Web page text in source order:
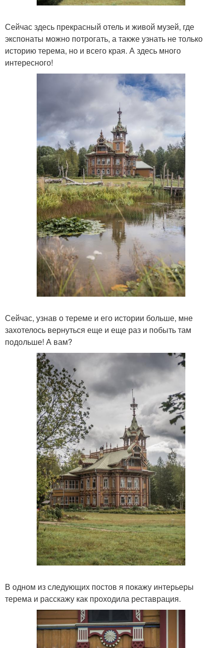
Сейчас здесь прекрасный отель и живой музей, где
экспонаты можно потрогать, а также узнать не только
историю терема, но и всего края. А здесь много
интересного!
Сейчас, узнав о тереме и его истории больше, мне
захотелось вернуться еще и еще раз и побыть там
подольше! А вам?
В одном из следующих постов я покажу интерьеры
терема и расскажу как проходила реставрация.